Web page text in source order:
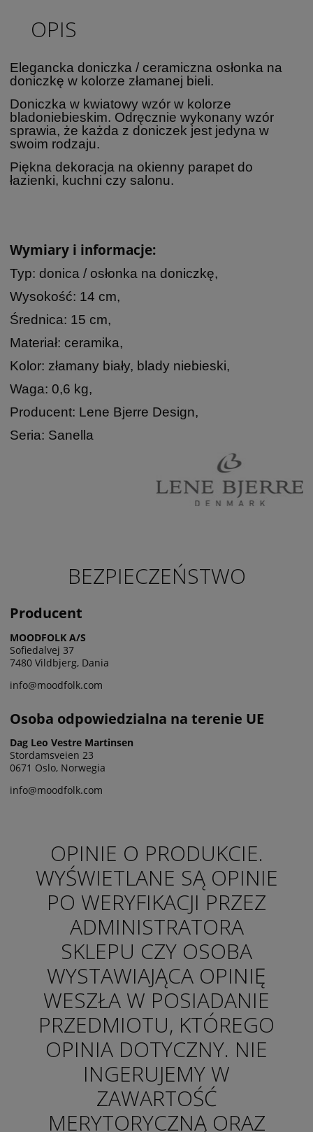
OPIS
Elegancka doniczka / ceramiczna osłonka na
doniczkę w kolorze złamanej bieli.
Doniczka w kwiatowy wzór w kolorze
bladoniebieskim. Odręcznie wykonany wzór
sprawia, że każda z doniczek jest jedyna w
swoim rodzaju.
Piękna dekoracja na okienny parapet do
łazienki, kuchni czy salonu.
Wymiary i informacje:
Typ: donica / osłonka na doniczkę,
Wysokość: 14 cm,
Średnica: 15 cm,
Materiał: ceramika,
Kolor: złamany biały, blady niebieski,
Waga: 0,6 kg,
Producent: Lene Bjerre Design,
Seria: Sanella
BEZPIECZEŃSTWO
Producent
MOODFOLK A/S
Sofiedalvej 37
7480 Vildbjerg, Dania
info@moodfolk.com
Osoba odpowiedzialna na terenie UE
Dag Leo Vestre Martinsen
Stordamsveien 23
0671 Oslo, Norwegia
info@moodfolk.com
OPINIE O PRODUKCIE.
WYŚWIETLANE SĄ OPINIE
PO WERYFIKACJI PRZEZ
ADMINISTRATORA
SKLEPU CZY OSOBA
WYSTAWIAJĄCA OPINIĘ
WESZŁA W POSIADANIE
PRZEDMIOTU, KTÓREGO
OPINIA DOTYCZNY. NIE
INGERUJEMY W
ZAWARTOŚĆ
MERYTORYCZNĄ ORAZ